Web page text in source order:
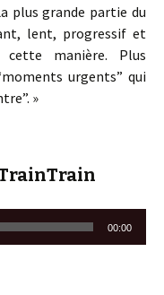
plus grande partie du
lent, progressif et
manière. Plus
urgents” qui
»
00:00